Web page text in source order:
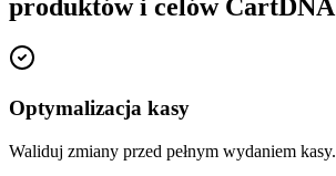
produktów i celów CartDNA
Optymalizacja kasy
Waliduj zmiany przed pełnym wydaniem kasy.